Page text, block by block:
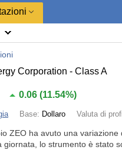
Corporation - Class A
0.06 (11.54%)
Base: Dollaro Valuta di
ZEO ha avuto una variazione
giornata, lo strumento è stato